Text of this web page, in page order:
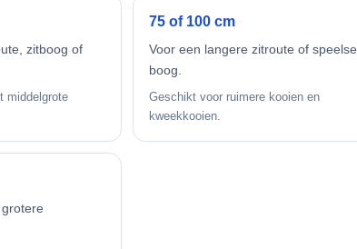
zitboog of
middelgrote
75 of 100 cm
Voor een langere zitroute of speelse
boog.
Geschikt voor ruimere kooien en
kweekkooien.